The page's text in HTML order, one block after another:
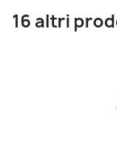
16 altri